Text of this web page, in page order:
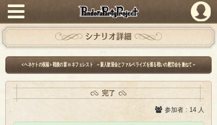
PandoraPartyProject
シナリオ詳細
＜ヘネケトの祝福＞戦後の宴 in ネフェレスト ～新人歓迎会とファルベライズを巡る戦いの慰労会を兼ねて～
完了
参加者 : 14 人